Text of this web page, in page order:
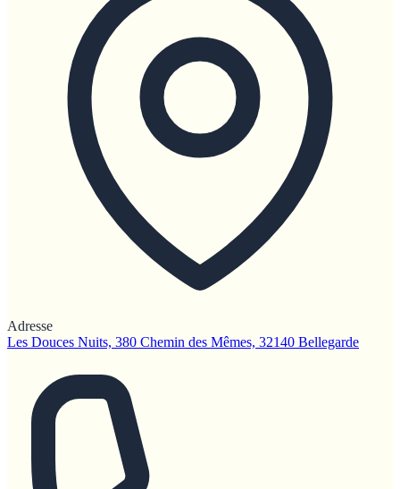
Adresse
Les Douces Nuits, 380 Chemin des Mêmes, 32140 Bellegarde